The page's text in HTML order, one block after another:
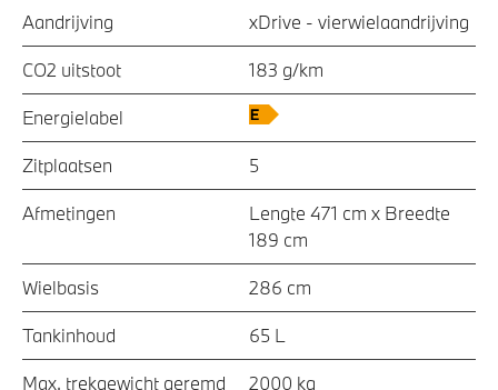
Aandrijving xDrive - vierwielaandrijving
CO2 uitstoot 183 g/km
Energielabel
Zitplaatsen 5
Afmetingen
Lengte 471 cm x Breedte
189 cm
Wielbasis 286 cm
Tankinhoud 65 L
Max. trekgewicht geremd 2000 kg